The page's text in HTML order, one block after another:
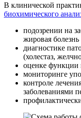
В клинической
биохимического
подозрении на
жировая
диагностике
(холестаз,
оценке функции
мониторинге
контроле
заболеваниями